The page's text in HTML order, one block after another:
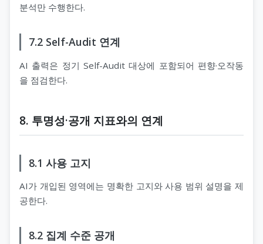
분석만 수행한다.
7.2 Self-Audit 연계
AI 출력은 정기 Self-Audit 대상에 포함되어 편향·오작동
을 점검한다.
8. 투명성·공개 지표와의 연계
8.1 사용 고지
AI가 개입된 영역에는 명확한 고지와 사용 범위 설명을 제
공한다.
8.2 집계 수준 공개